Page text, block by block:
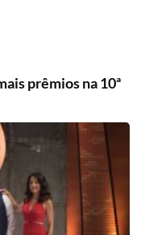
prêmios na 10ª